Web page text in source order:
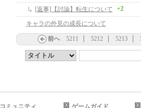
[返事]【討論】転生について +2
キャラの外見の成長について
前へ 5211 5212 5213
コミュニティ ゲームガイド